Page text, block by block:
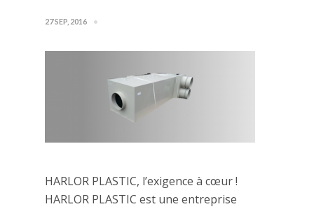
27 SEP, 2016
HARLOR PLASTIC, l’exigence à cœur !
HARLOR PLASTIC est une entreprise